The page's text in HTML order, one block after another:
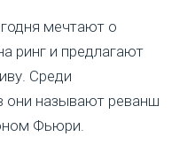
мечтают о
ринг и предлагают
Среди
они называют реванш
Фьюри.